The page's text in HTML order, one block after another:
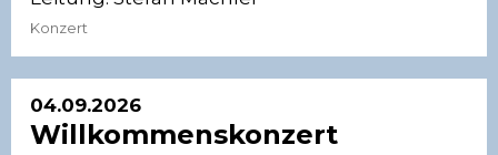
Konzert
04.09.2026
Willkommenskonzert